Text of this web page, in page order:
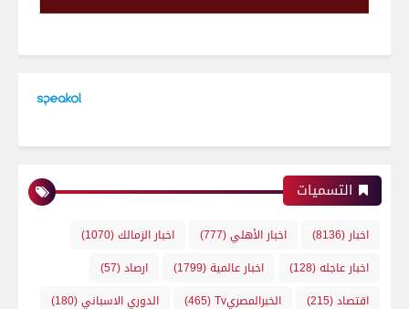
التسميات
اخبار (8136) اخبار الأهلي(777) اخبار الزمالك(1070)
اخبار عاجله(128) اخبار عالمية(1799) ارصاد(57)
اقتصاد(215) الخبرالمصريTv (465) الدوري الاسباني(180)